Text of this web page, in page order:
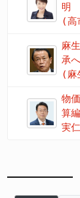
明
(高
麻
承
(麻
物
算
実